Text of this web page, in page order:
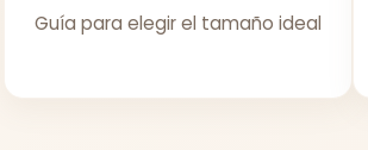
Guía para elegir el tamaño ideal